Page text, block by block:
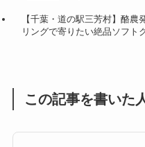
(1)
【千葉・道の駅三芳村】酪農
リングで寄りたい絶品ソフト
この記事を書いた